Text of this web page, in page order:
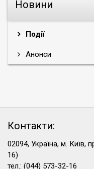
Новини
Події
Анонси
Контакти:
02094, Україна, м. Київ,
16)
тел.: (044) 573-32-16